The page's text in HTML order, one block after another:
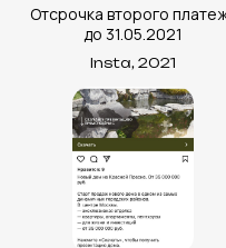
Отсрочка второго
до 31.05.2021
Insta, 2021